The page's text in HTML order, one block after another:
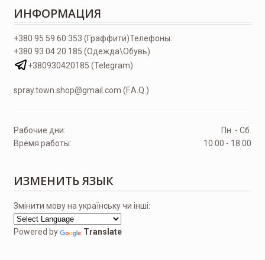
ИНФОРМАЦИЯ
Телефоны:
+380 95 59 60 353 (Граффити)
+380 93 04 20 185 (Одежда\Обувь)
+380930420185 (Telegram)
spray.town.shop@gmail.com (F.A.Q.)
Рабочие дни:
Пн. - Сб.
Время работы:
10.00 - 18.00
ИЗМЕНИТЬ ЯЗЫК
Змінити мову на українську чи інші:
Powered by Translate